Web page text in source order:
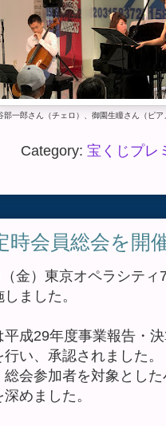
部一郎さん（チェロ）、御園生瞳さん（ピ
Category: 宝くじプレ
時会員総会を開
金）東京オペラシテ
ました。
平成29年度事業報告・
い、承認されました。
会参加者を対象とし
めました。